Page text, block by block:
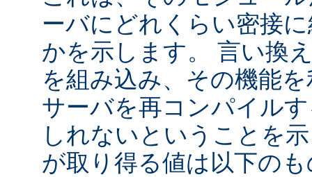
ーバにどれくらい密接
かを示します。 言い換
を組み込み、その機能
サーバを再コンパイル
しれないということを
が取り得る値は以下の